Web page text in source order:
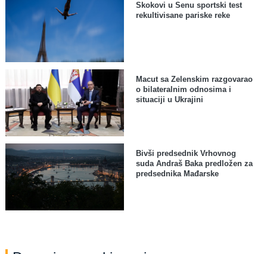
Skokovi u Senu sportski test
rekultivisane pariske reke
Macut sa Zelenskim razgovarao
o bilateralnim odnosima i
situaciji u Ukrajini
Bivši predsednik Vrhovnog
suda Andraš Baka predložen za
predsednika Mađarske